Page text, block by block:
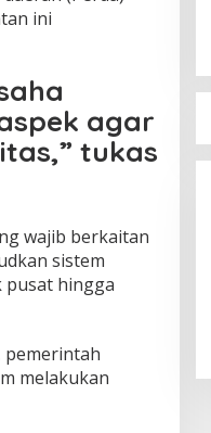
ini
agar
tukas
wajib berkaitan
sistem
pusat hingga
pemerintah
melakukan